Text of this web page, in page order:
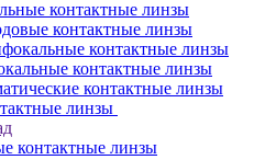
контактные линзы
контактные линзы
контактные линзы
контактные линзы
контактные линзы
линзы
контактные линзы